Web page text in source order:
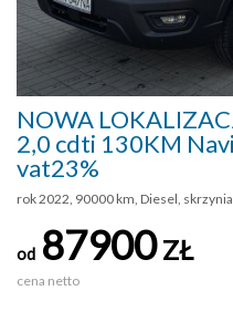
NOWA
2,0 cdti 130KM
vat23%
rok 2022, 90000 km, Diesel,
od 87900ZŁ
cena netto